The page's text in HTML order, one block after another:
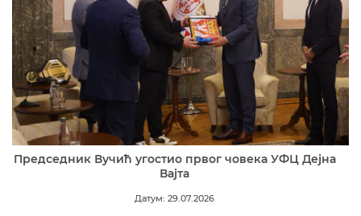
Председник Вучић угостио првог човека УФЦ Дејна
Вајта
Датум: 29.07.2026